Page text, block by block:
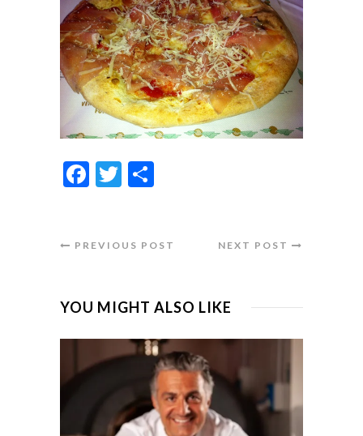
Facebook
Twitter
PREVIOUS POST NEXT POST
YOU MIGHT ALSO LIKE